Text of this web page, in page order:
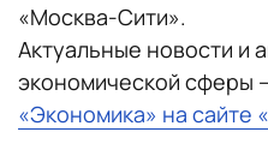
«Москва-Сити».
Актуальные новости и
экономической сферы
«Экономика» на сайте